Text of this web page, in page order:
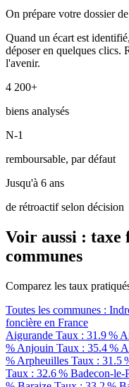
On prépare votre dossier
Quand un écart est
déposer en quelques clics.
l'avenir.
4 200+
biens analysés
N-1
remboursable, par défaut
Jusqu'à 6 ans
de rétroactif selon décision
Voir aussi : taxe
communes
Comparez les taux
Toutes les communes :
foncière en France
Aigurande Taux : 31.9 %
% Anjouin Taux : 35.4 %
% Arpheuilles Taux : 31.5
Taux : 32.6 % Badecon-le-